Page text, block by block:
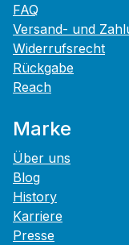
FAQ
Versand- und
Widerrufsrecht
Rückgabe
Reach
Marke
Über uns
Blog
History
Karriere
Presse